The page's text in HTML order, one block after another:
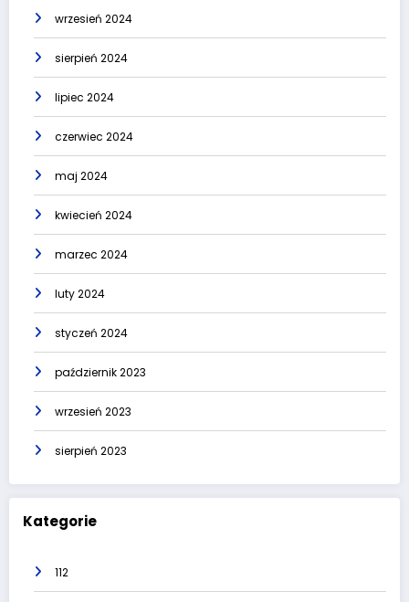
wrzesień 2024
sierpień 2024
lipiec 2024
czerwiec 2024
maj 2024
kwiecień 2024
marzec 2024
luty 2024
styczeń 2024
październik 2023
wrzesień 2023
sierpień 2023
Kategorie
112